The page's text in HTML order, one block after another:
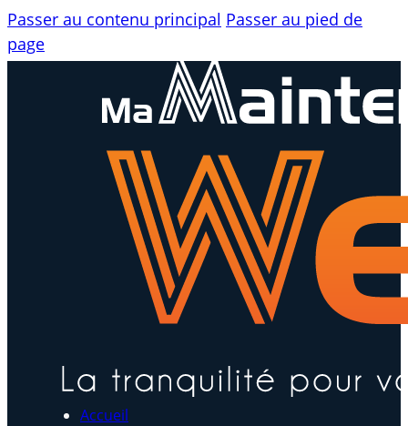
Passer au contenu principal Passer au pied de
page
Accueil